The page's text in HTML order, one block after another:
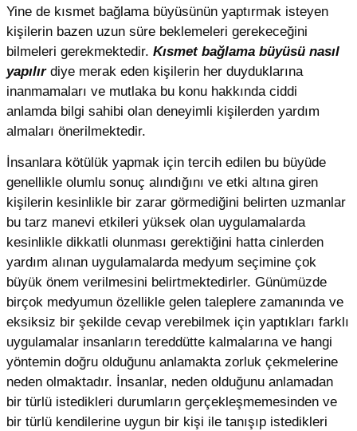
Yine de kısmet bağlama büyüsünün yaptırmak isteyen
kişilerin bazen uzun süre beklemeleri gerekeceğini
bilmeleri gerekmektedir. Kısmet bağlama büyüsü nasıl
yapılırdiye merak eden kişilerin her duyduklarına
inanmamaları ve mutlaka bu konu hakkında ciddi
anlamda bilgi sahibi olan deneyimli kişilerden yardım
almaları önerilmektedir.
İnsanlara kötülük yapmak için tercih edilen bu büyüde
genellikle olumlu sonuç alındığını ve etki altına giren
kişilerin kesinlikle bir zarar görmediğini belirten uzmanlar
bu tarz manevi etkileri yüksek olan uygulamalarda
kesinlikle dikkatli olunması gerektiğini hatta cinlerden
yardım alınan uygulamalarda medyum seçimine çok
büyük önem verilmesini belirtmektedirler. Günümüzde
birçok medyumun özellikle gelen taleplere zamanında ve
eksiksiz bir şekilde cevap verebilmek için yaptıkları farklı
uygulamalar insanların tereddütte kalmalarına ve hangi
yöntemin doğru olduğunu anlamakta zorluk çekmelerine
neden olmaktadır. İnsanlar, neden olduğunu anlamadan
bir türlü istedikleri durumların gerçekleşmemesinden ve
bir türlü kendilerine uygun bir kişi ile tanışıp istedikleri